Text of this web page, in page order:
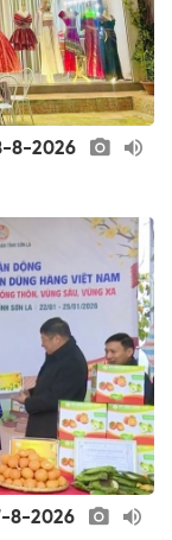
8-2026
8-2026